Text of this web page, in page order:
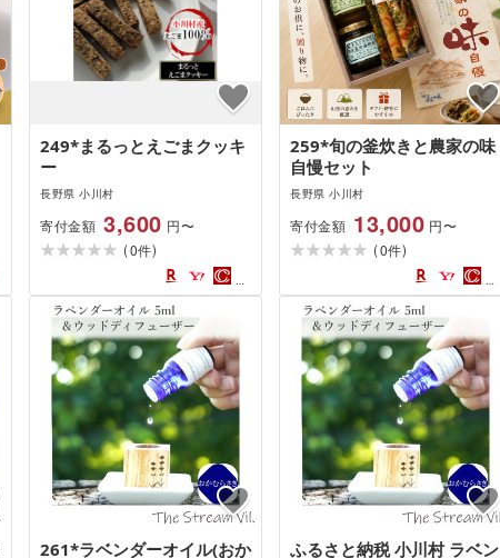
249*まるっとえごまクッキ
ー
長野県 小川村
寄付金額 3,600 円〜
(0件)
259*旬の釜炊きと農家の味
自慢セット
長野県 小川村
寄付金額 13,000 円〜
(0件)
261*ラベンダーオイル(おか ふるさと納税 小川村 ラベン